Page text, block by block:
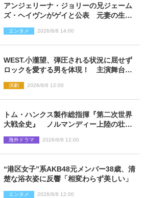
アンジェリーナ・ジョリーの兄ジェーム
ズ・ヘイヴンがゲイと公表 元妻の生配
エンタメ 2026/8/8 14:00
WEST.小瀧望、弾圧される状況に屈せず
ロックを愛する男を体現！ 主演舞台
演劇 2026/8/8 12:00
トム・ハンクス製作総指揮『第二次世界
大戦全史』 ノルマンディー上陸の壮絶
海外ドラマ 2026/8/8 12:00
“港区女子”系AKB48元メンバー38歳、清
楚な浴衣姿に反響「相変わらず美しい」
エンタメ 2026/8/8 12:00